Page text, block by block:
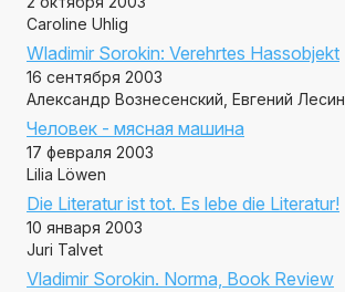
Caroline Uhlig
Wladimir Sorokin: Verehrtes Hassobjekt
16 сентября 2003
Александр Вознесенский, Евгений Лесин
Человек - мясная машина
17 февраля 2003
Lilia Löwen
Die Literatur ist tot. Es lebe die Literatur!
10 января 2003
Juri Talvet
Vladimir Sorokin. Norma, Book Review